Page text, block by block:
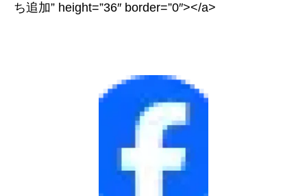
ち追加” height=”36″ border=”0″></a>